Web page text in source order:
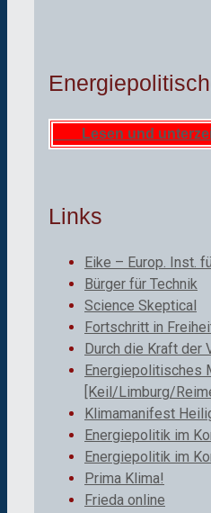
Lesen und
Links
Eike – Europ. Inst.
Bürger für Technik
Science Skeptical
Fortschritt in
Durch die Kraft der
Energiepolitisches
[Keil/Limburg/
Klimamanifest
Energiepolitik im
Energiepolitik im
Prima Klima!
Frieda online